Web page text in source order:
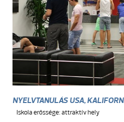
NYELVTANULÁS USA,
Iskola erőssége: attraktív hely